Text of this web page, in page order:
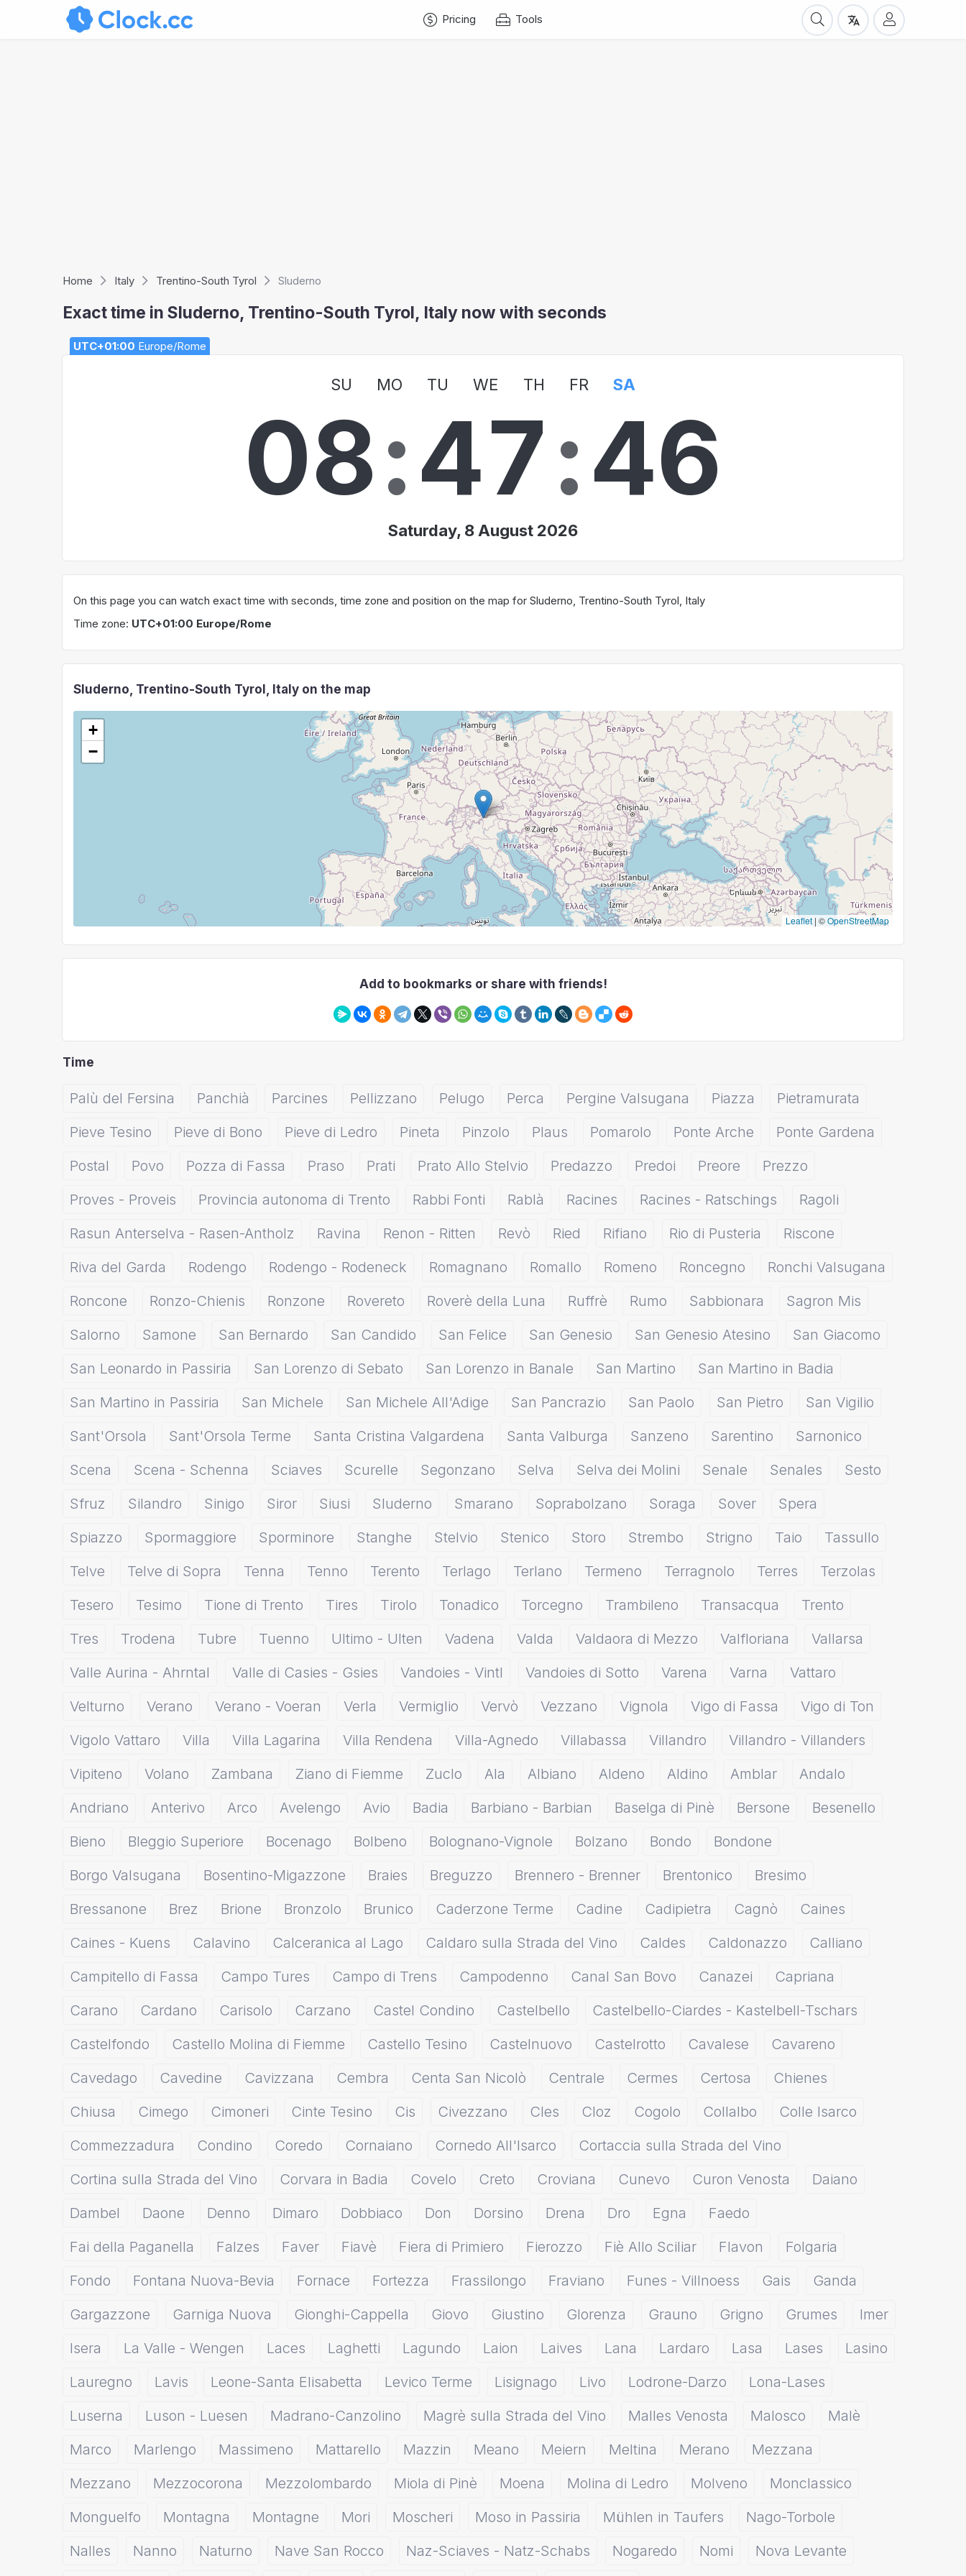
Pricing Tools
Home Italy Trentino-South Tyrol Sluderno
Exact time in Sluderno, Trentino-South Tyrol, Italy now with seconds
UTC+01:00 Europe/Rome
SU MO TU WE TH FR SA
08:47:47
Saturday, 8 August 2026
On this page you can watch exact time with seconds, time zone and position on the map for Sluderno, Trentino-South Tyrol, Italy
Time zone: UTC+01:00 Europe/Rome
Sluderno, Trentino-South Tyrol, Italy on the map
+
−
Leaflet | ©OpenStreetMap
Add to bookmarks or share with friends!
Time
Palù del Fersina Panchià Parcines Pellizzano Pelugo Perca Pergine Valsugana Piazza
Pietramurata
Pieve Tesino
Pieve di Bono Pieve di Ledro Pineta Pinzolo Plaus Pomarolo Ponte Arche
Ponte Gardena
Postal
Povo Pozza di Fassa Praso Prati Prato Allo Stelvio Predazzo Predoi Preore
Prezzo
Proves - Proveis
Provincia autonoma di Trento Rabbi Fonti Rablà Racines Racines - Ratschings
Ragoli
Rasun Anterselva - Rasen-Antholz
Ravina Renon - Ritten Revò Ried Rifiano Rio di Pusteria
Riscone
Riva del Garda
Rodengo Rodengo - Rodeneck Romagnano Romallo Romeno Roncegno
Ronchi Valsugana
Roncone
Ronzo-Chienis Ronzone Rovereto Roverè della Luna Ruffrè Rumo Sabbionara
Sagron Mis
Salorno
Samone San Bernardo San Candido San Felice San Genesio San Genesio Atesino
San Giacomo
San Leonardo in Passiria
San Lorenzo di Sebato San Lorenzo in Banale San Martino
San Martino in Badia
San Martino in Passiria
San Michele San Michele All'Adige San Pancrazio San Paolo San Pietro
San Vigilio
Sant'Orsola
Sant'Orsola Terme Santa Cristina Valgardena Santa Valburga Sanzeno Sarentino
Sarnonico
Scena
Scena - Schenna Sciaves Scurelle Segonzano Selva Selva dei Molini Senale Senales
Sesto
Sfruz
Silandro Sinigo Siror Siusi Sluderno Smarano Soprabolzano Soraga Sover
Spera
Spiazzo
Spormaggiore Sporminore Stanghe Stelvio Stenico Storo Strembo Strigno Taio
Tassullo
Telve
Telve di Sopra Tenna Tenno Terento Terlago Terlano Termeno Terragnolo Terres
Terzolas
Tesero
Tesimo Tione di Trento Tires Tirolo Tonadico Torcegno Trambileno Transacqua
Trento
Tres
Trodena Tubre Tuenno Ultimo - Ulten Vadena Valda Valdaora di Mezzo Valfloriana
Vallarsa
Valle Aurina - Ahrntal
Valle di Casies - Gsies Vandoies - Vintl Vandoies di Sotto Varena Varna
Vattaro
Velturno
Verano Verano - Voeran Verla Vermiglio Vervò Vezzano Vignola Vigo di Fassa
Vigo di Ton
Vigolo Vattaro
Villa Villa Lagarina Villa Rendena Villa-Agnedo Villabassa Villandro
Villandro - Villanders
Vipiteno
Volano Zambana Ziano di Fiemme Zuclo Ala Albiano Aldeno Aldino Amblar
Andalo
Andriano
Anterivo Arco Avelengo Avio Badia Barbiano - Barbian Baselga di Pinè Bersone
Besenello
Bieno
Bleggio Superiore Bocenago Bolbeno Bolognano-Vignole Bolzano Bondo
Bondone
Borgo Valsugana
Bosentino-Migazzone Braies Breguzzo Brennero - Brenner Brentonico
Bresimo
Bressanone
Brez Brione Bronzolo Brunico Caderzone Terme Cadine Cadipietra Cagnò
Caines
Caines - Kuens
Calavino Calceranica al Lago Caldaro sulla Strada del Vino Caldes Caldonazzo
Calliano
Campitello di Fassa
Campo Tures Campo di Trens Campodenno Canal San Bovo Canazei
Capriana
Carano
Cardano Carisolo Carzano Castel Condino Castelbello
Castelbello-Ciardes - Kastelbell-Tschars
Castelfondo
Castello Molina di Fiemme Castello Tesino Castelnuovo Castelrotto Cavalese
Cavareno
Cavedago
Cavedine Cavizzana Cembra Centa San Nicolò Centrale Cermes Certosa
Chienes
Chiusa
Cimego Cimoneri Cinte Tesino Cis Civezzano Cles Cloz Cogolo Collalbo
Colle Isarco
Commezzadura
Condino Coredo Cornaiano Cornedo All'Isarco
Cortaccia sulla Strada del Vino
Cortina sulla Strada del Vino
Corvara in Badia Covelo Creto Croviana Cunevo Curon Venosta
Daiano
Dambel
Daone Denno Dimaro Dobbiaco Don Dorsino Drena Dro Egna
Faedo
Fai della Paganella
Falzes Faver Fiavè Fiera di Primiero Fierozzo Fiè Allo Sciliar Flavon
Folgaria
Fondo
Fontana Nuova-Bevia Fornace Fortezza Frassilongo Fraviano Funes - Villnoess Gais
Ganda
Gargazzone
Garniga Nuova Gionghi-Cappella Giovo Giustino Glorenza Grauno Grigno Grumes
Imer
Isera
La Valle - Wengen Laces Laghetti Lagundo Laion Laives Lana Lardaro Lasa Lases
Lasino
Lauregno
Lavis Leone-Santa Elisabetta Levico Terme Lisignago Livo Lodrone-Darzo
Lona-Lases
Luserna
Luson - Luesen Madrano-Canzolino Magrè sulla Strada del Vino Malles Venosta Malosco
Malè
Marco
Marlengo Massimeno Mattarello Mazzin Meano Meiern Meltina Merano
Mezzana
Mezzano
Mezzocorona Mezzolombardo Miola di Pinè Moena Molina di Ledro Molveno
Monclassico
Monguelfo
Montagna Montagne Mori Moscheri Moso in Passiria Mühlen in Taufers
Nago-Torbole
Nalles
Nanno Naturno Nave San Rocco Naz-Sciaves - Natz-Schabs Nogaredo Nomi Nova Levante